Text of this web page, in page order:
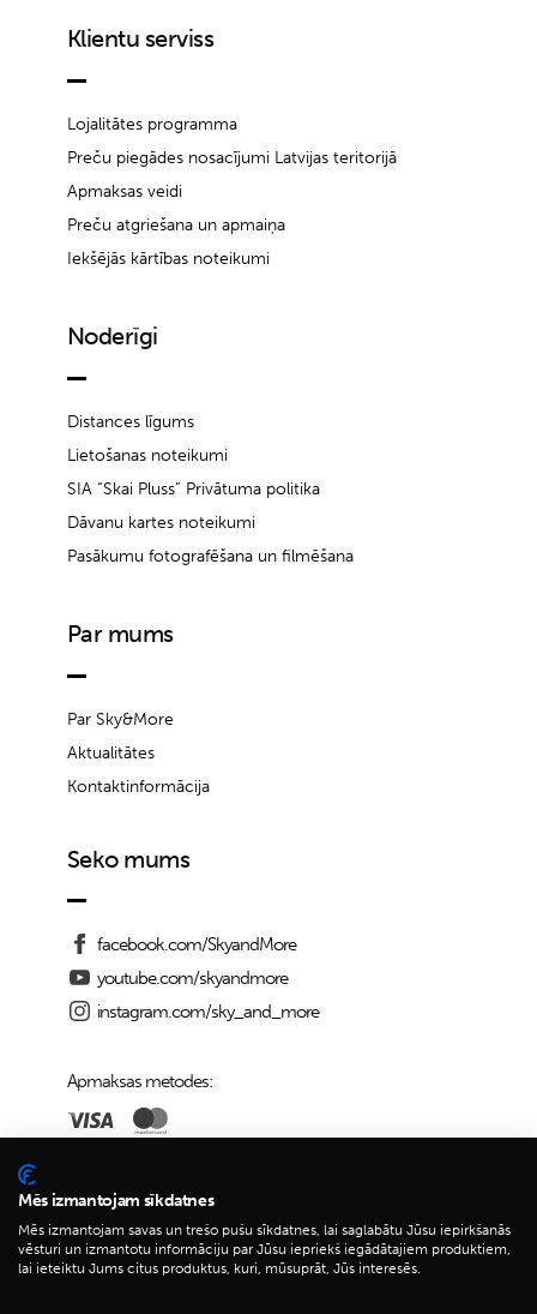
Klientu serviss
Lojalitātes programma
Preču piegādes nosacījumi Latvijas teritorijā
Apmaksas veidi
Preču atgriešana un apmaiņa
Iekšējās kārtības noteikumi
Noderīgi
Distances līgums
Lietošanas noteikumi
SIA “Skai Pluss” Privātuma politika
Dāvanu kartes noteikumi
Pasākumu fotografēšana un filmēšana
Par mums
Par Sky&More
Aktualitātes
Kontaktinformācija
Seko mums
facebook.com/SkyandMore
youtube.com/skyandmore
instagram.com/sky_and_more
Apmaksas metodes:
Piegādes iespējas:
Mēs izmantojam sīkdatnes
Mēs izmantojam savas un trešo pušu sīkdatnes, lai saglabātu Jūsu iepirkšanās
vēsturi un izmantotu informāciju par Jūsu iepriekš iegādātajiem produktiem,
lai ieteiktu Jums citus produktus, kuri, mūsuprāt, Jūs interesēs.